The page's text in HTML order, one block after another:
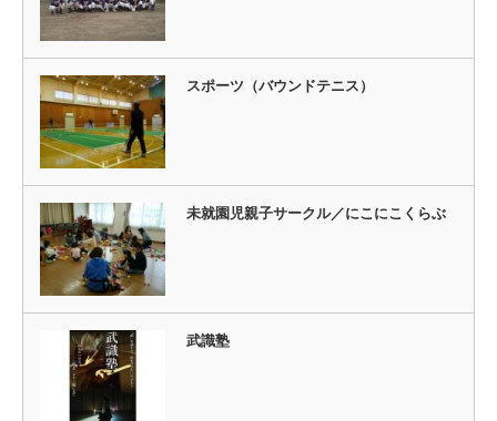
スポーツ（バウンドテニス）
未就園児親子サークル／にこにこくらぶ
武識塾